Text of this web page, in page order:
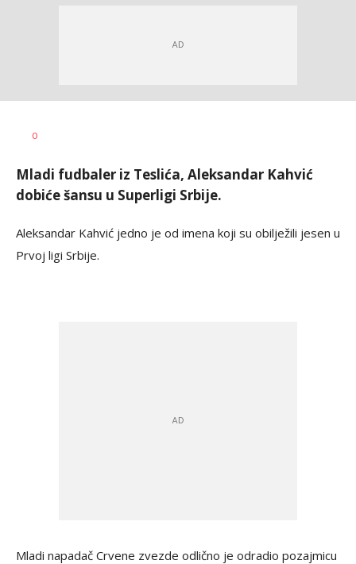
AUTOR
0
Mladi fudbaler iz Teslića, Aleksandar Kahvić
dobiće šansu u Superligi Srbije.
Aleksandar Kahvić jedno je od imena koji su obilježili jesen u
Prvoj ligi Srbije.
Mladi napadač Crvene zvezde odlično je odradio pozajmicu